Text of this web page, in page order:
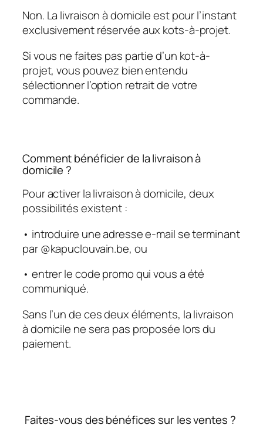
Non. La livraison à domicile est pour l’instant
exclusivement réservée aux kots-à-projet.
Si vous ne faites pas partie d’un kot-à-
projet, vous pouvez bien entendu
sélectionner l’option retrait de votre
commande.
Comment bénéficier de la livraison à
domicile ?
Pour activer la livraison à domicile, deux
possibilités existent :
• introduire une adresse e-mail se terminant
par @kapuclouvain.be, ou
• entrer le code promo qui vous a été
communiqué.
Sans l’un de ces deux éléments, la livraison
à domicile ne sera pas proposée lors du
paiement.
Faites-vous des bénéfices sur les ventes ?